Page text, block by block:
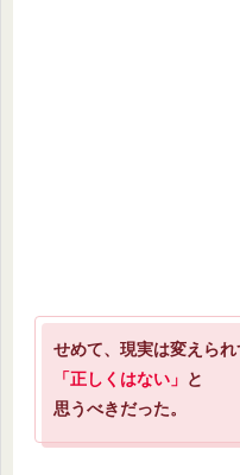
せめて、現実は変えられ
「正しくはない」 と
思うべきだった。